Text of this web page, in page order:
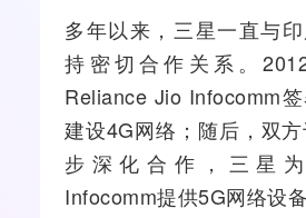
多年以来，三星一直与
持密切合作关系。
Reliance Jio Infocomm
建设4G网络；随后，双
步深化合作，三星为
Infocomm提供5G网络设备